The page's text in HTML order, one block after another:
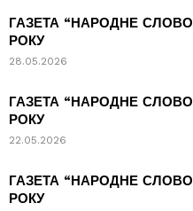
ГАЗЕТА “НАРОДНЕ
РОКУ
28.05.2026
ГАЗЕТА “НАРОДНЕ
РОКУ
22.05.2026
ГАЗЕТА “НАРОДНЕ
РОКУ